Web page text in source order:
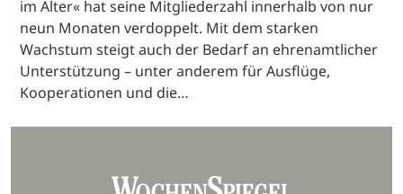
im Alter« hat seine Mitgliederzahl innerhalb von nur
neun Monaten verdoppelt. Mit dem starken
Wachstum steigt auch der Bedarf an ehrenamtlicher
Unterstützung – unter anderem für Ausflüge,
Kooperationen und die…